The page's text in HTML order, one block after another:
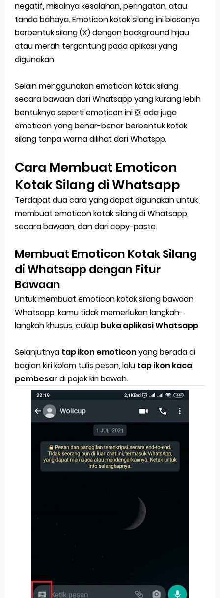
negatif, misalnya kesalahan, peringatan, atau
tanda bahaya. Emoticon kotak silang ini biasanya
berbentuk silang (X) dengan background hijau
atau merah tergantung pada aplikasi yang
digunakan.
Selain menggunakan emoticon kotak silang
secara bawaan dari Whatsapp yang kurang lebih
bentuknya seperti emoticon ini❎, ada juga
emoticon yang benar-benar berbentuk kotak
silang tanpa warna dilihat dari Whatspp.
Cara Membuat Emoticon
Kotak Silang di Whatsapp
Terdapat dua cara yang dapat digunakan untuk
membuat emoticon kotak silang di Whatsapp,
secara bawaan, dan dari copy-paste.
Membuat Emoticon Kotak Silang
di Whatsapp dengan Fitur
Bawaan
Untuk membuat emoticon kotak silang bawaan
Whatsapp, kamu tidak memerlukan langkah-
langkah khusus, cukup buka aplikasi Whatsapp.
Selanjutnya tap ikon emoticon yang berada di
bagian kiri kolom tulis pesan, lalu tap ikon kaca
pembesardi pojok kiri bawah.